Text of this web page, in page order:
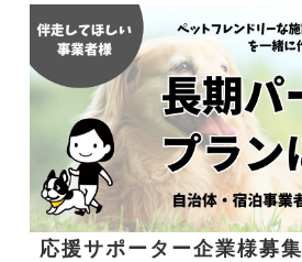
応援サポーター企業様募集